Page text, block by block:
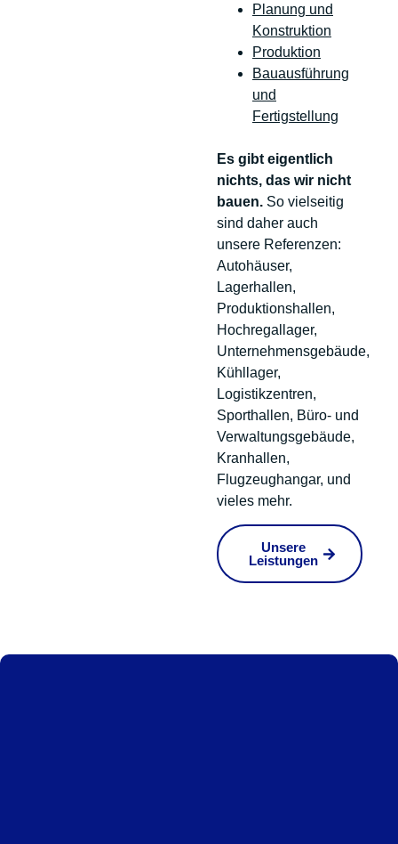
Planung und
Konstruktion
Produktion
Bauausführung
und
Fertigstellung
Es gibt eigentlich
nichts, das wir nicht
bauen. So vielseitig
sind daher auch
unsere Referenzen:
Autohäuser,
Lagerhallen,
Produktionshallen,
Hochregallager,
Unternehmensgebäude,
Kühllager,
Logistikzentren,
Sporthallen, Büro- und
Verwaltungsgebäude,
Kranhallen,
Flugzeughangar, und
vieles mehr.
Unsere
Leistungen